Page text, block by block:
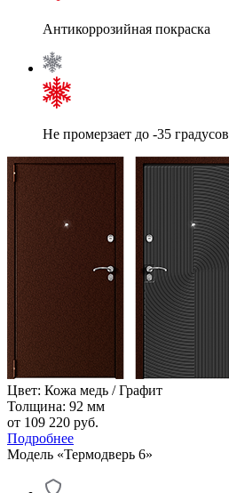
Антикоррозийная покраска
Не промерзает до -35 градусов
Цвет: Кожа медь / Графит
Толщина: 92 мм
от 109 220 руб.
Подробнее
Модель «Термодверь 6»